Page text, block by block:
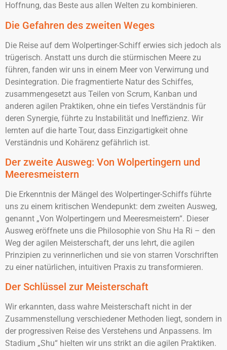
Hoffnung, das Beste aus allen Welten zu kombinieren.
Die Gefahren des zweiten Weges
Die Reise auf dem Wolpertinger-Schiff erwies sich jedoch als
trügerisch. Anstatt uns durch die stürmischen Meere zu
führen, fanden wir uns in einem Meer von Verwirrung und
Desintegration. Die fragmentierte Natur des Schiffes,
zusammengesetzt aus Teilen von Scrum, Kanban und
anderen agilen Praktiken, ohne ein tiefes Verständnis für
deren Synergie, führte zu Instabilität und Ineffizienz. Wir
lernten auf die harte Tour, dass Einzigartigkeit ohne
Verständnis und Kohärenz gefährlich ist.
Der zweite Ausweg: Von Wolpertingern und
Meeresmeistern
Die Erkenntnis der Mängel des Wolpertinger-Schiffs führte
uns zu einem kritischen Wendepunkt: dem zweiten Ausweg,
genannt „Von Wolpertingern und Meeresmeistern“. Dieser
Ausweg eröffnete uns die Philosophie von Shu Ha Ri – den
Weg der agilen Meisterschaft, der uns lehrt, die agilen
Prinzipien zu verinnerlichen und sie von starren Vorschriften
zu einer natürlichen, intuitiven Praxis zu transformieren.
Der Schlüssel zur Meisterschaft
Wir erkannten, dass wahre Meisterschaft nicht in der
Zusammenstellung verschiedener Methoden liegt, sondern in
der progressiven Reise des Verstehens und Anpassens. Im
Stadium „Shu“ hielten wir uns strikt an die agilen Praktiken.